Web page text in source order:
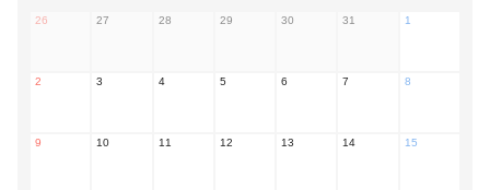
26 27 28 29 30 31 1
2 3 4 5 6 7 8
9 10 11 12 13 14 15